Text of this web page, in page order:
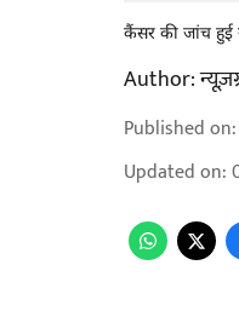
कैंसर की जांच हुई
Author:
Published on:
Updated on: